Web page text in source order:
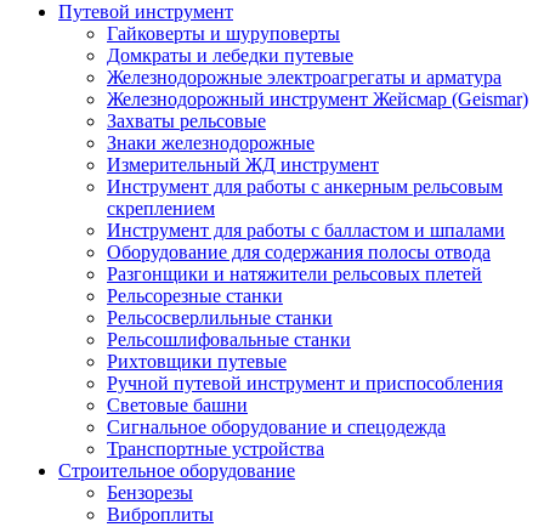
Путевой инструмент
Гайковерты и шуруповерты
Домкраты и лебедки путевые
Железнодорожные электроагрегаты и арматура
Железнодорожный инструмент Жейсмар (Geismar)
Захваты рельсовые
Знаки железнодорожные
Измерительный ЖД инструмент
Инструмент для работы с анкерным рельсовым
скреплением
Инструмент для работы с балластом и шпалами
Оборудование для содержания полосы отвода
Разгонщики и натяжители рельсовых плетей
Рельсорезные станки
Рельсосверлильные станки
Рельсошлифовальные станки
Рихтовщики путевые
Ручной путевой инструмент и приспособления
Световые башни
Сигнальное оборудование и спецодежда
Транспортные устройства
Строительное оборудование
Бензорезы
Виброплиты